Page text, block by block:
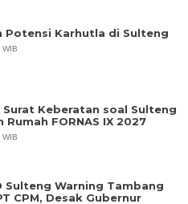
Potensi Karhutla di Sulteng
Keberatan soal Sulteng
FORNAS IX 2027
Sulteng Warning Tambang
CPM, Desak Gubernur